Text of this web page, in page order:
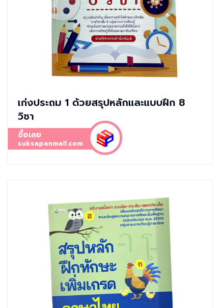
เก่งประถม 1 ด้วยสรุปหลักและแบบฝึก 8
วิชา
ซื้อเลย
suksapanmall.com